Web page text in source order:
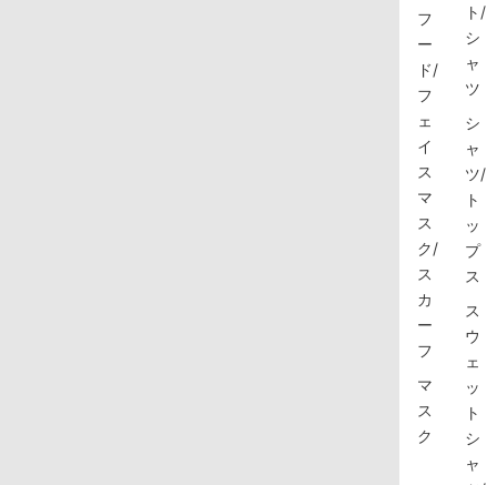
フ
ー
ド/
フ
ェ
イ
ス
マ
ス
ク/
ス
カ
ー
フ
マ
ス
ク
ト/
シ
ャ
ツ
シ
ャ
ツ/
ト
ッ
プ
ス
ス
ウ
ェ
ッ
ト
シ
ャ